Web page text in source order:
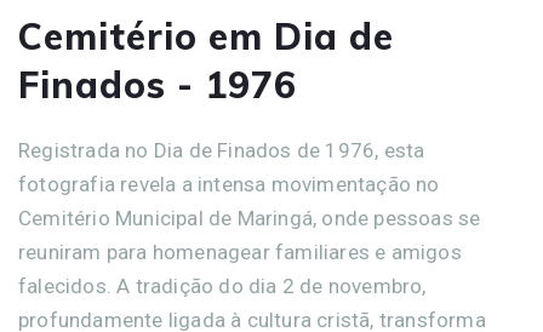
Cemitério em Dia de
Finados - 1976
Registrada no Dia de Finados de 1976, esta
fotografia revela a intensa movimentação no
Cemitério Municipal de Maringá, onde pessoas se
reuniram para homenagear familiares e amigos
falecidos. A tradição do dia 2 de novembro,
profundamente ligada à cultura cristã, transforma